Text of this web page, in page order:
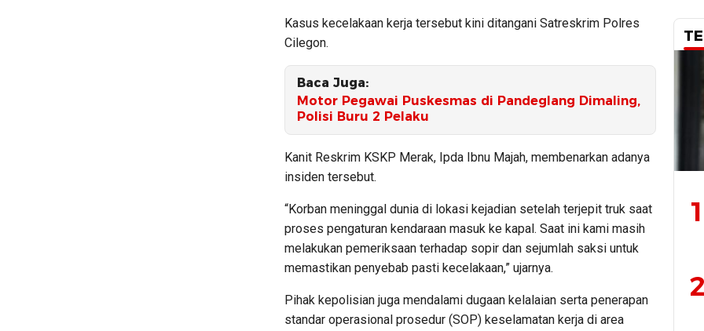
Kasus kecelakaan kerja tersebut kini ditangani Satreskrim Polres
Cilegon.
Baca Juga:
Motor Pegawai Puskesmas di Pandeglang Dimaling,
Polisi Buru 2 Pelaku
Kanit Reskrim KSKP Merak, Ipda Ibnu Majah, membenarkan adanya
insiden tersebut.
“Korban meninggal dunia di lokasi kejadian setelah terjepit truk saat
proses pengaturan kendaraan masuk ke kapal. Saat ini kami masih
melakukan pemeriksaan terhadap sopir dan sejumlah saksi untuk
memastikan penyebab pasti kecelakaan,” ujarnya.
Pihak kepolisian juga mendalami dugaan kelalaian serta penerapan
standar operasional prosedur (SOP) keselamatan kerja di area
1
2